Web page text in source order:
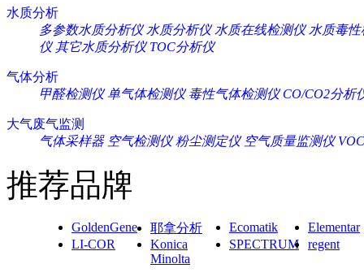
水质分析
多参数水质分析仪 水质分析仪 水质在线检测仪 水质毒
仪 其它水质分析仪 TOC分析仪
气体分析
甲醛检测仪 单气体检测仪 毒性气体检测仪 CO/CO2分析
大气废气监测
气体采样器 空气检测仪 粉尘测定仪 空气质量监测仪
推荐品牌
GoldenGene 耶拿分析 Ecomatik
Elementar
LI-COR
Konica
Minolta
SPECTRUM regent